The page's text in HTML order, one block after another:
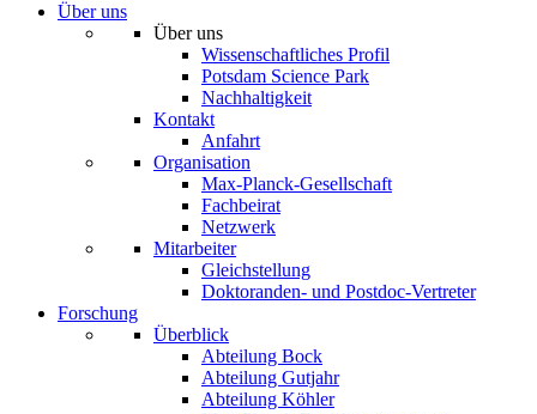
Über uns
Über uns
Wissenschaftliches Profil
Potsdam Science Park
Nachhaltigkeit
Kontakt
Anfahrt
Organisation
Max-Planck-Gesellschaft
Fachbeirat
Netzwerk
Mitarbeiter
Gleichstellung
Doktoranden- und Postdoc-Vertreter
Forschung
Überblick
Abteilung Bock
Abteilung Gutjahr
Abteilung Köhler